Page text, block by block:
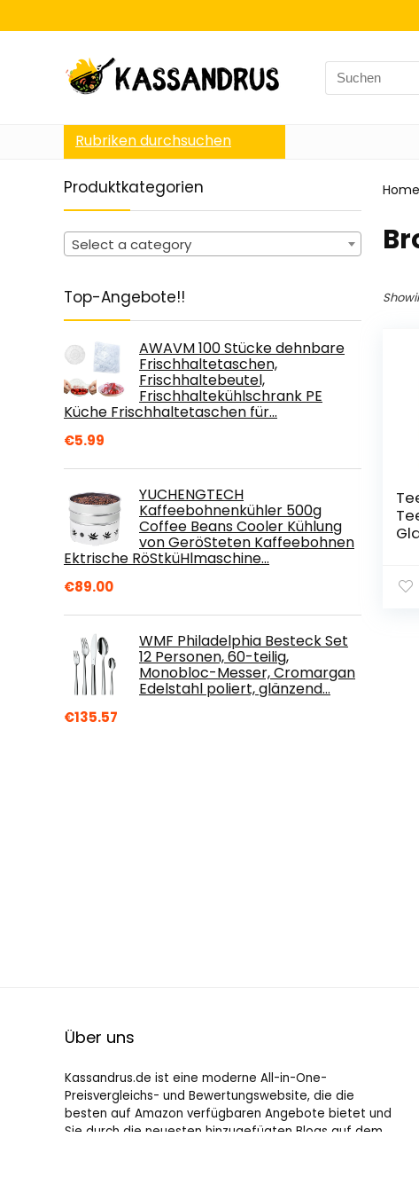
Search
for:
Rubriken durchsuchen
Produktkategorien
Select a category
Top-Angebote!!
AWAVM 100 Stücke dehnbare
Frischhaltetaschen,
Frischhaltebeutel,
Frischhaltekühlschrank PE
Küche Frischhaltetaschen für…
€5.99
YUCHENGTECH
Kaffeebohnenkühler 500g
Coffee Beans Cooler Kühlung
von GeröSteten Kaffeebohnen
Ektrische RöStküHlmaschine…
€89.00
WMF Philadelphia Besteck Set
12 Personen, 60-teilig,
Monobloc-Messer, Cromargan
Edelstahl poliert, glänzend…
€135.57
Home
Über uns
Kassandrus.de ist eine moderne All-in-One-
Preisvergleichs- und Bewertungswebsite, die die
besten auf Amazon verfügbaren Angebote bietet und
Sie durch die neuesten hinzugefügten Blogs auf dem